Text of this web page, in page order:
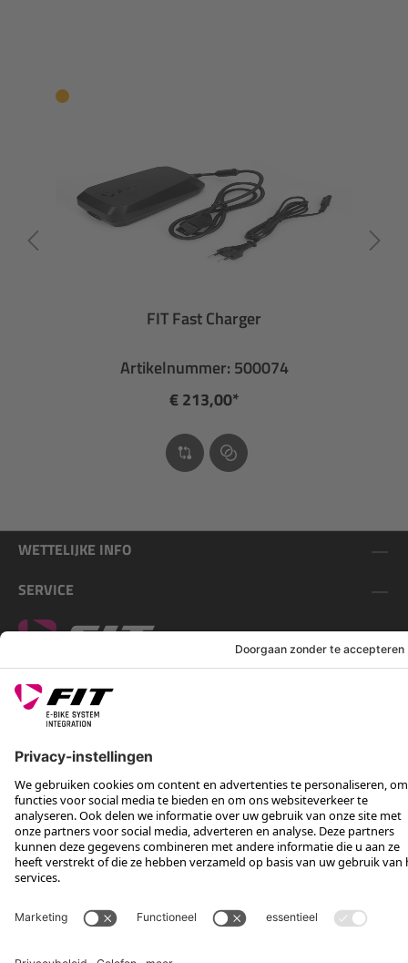
FIT Fast Charger
Artikelnummer: 500074
€ 213,00*
WETTELIJKE INFO
SERVICE
*Aanbevolen verkoopprijs incl. btw, excl. verzendkosten
Rotax Bike Technology AG © 2025